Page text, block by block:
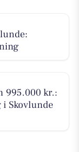
995.000 kr.:
Skovlunde